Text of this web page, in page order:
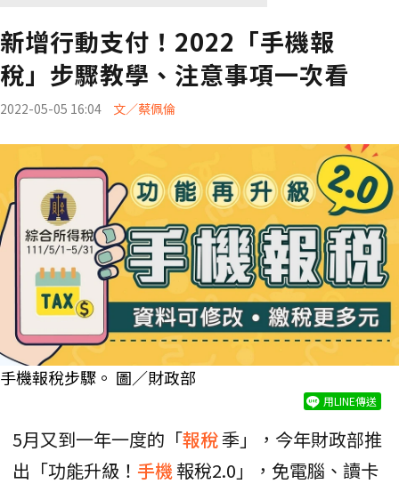
新增行動支付！2022「手機報
稅」步驟教學、注意事項一次看
2022-05-05 16:04 文／蔡佩倫
手機報稅步驟。 圖／財政部
用LINE傳送
5月又到一年一度的「報稅季」，今年財政部推
出「功能升級！ 手機報稅2.0」，免電腦、讀卡